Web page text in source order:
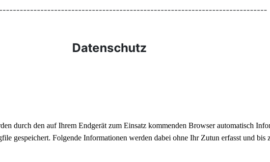
Datenschutz
durch den auf Ihrem Endgerät zum Einsatz kommenden Browser automatisch
gespeichert. Folgende Informationen werden dabei ohne Ihr Zutun erfasst und bis